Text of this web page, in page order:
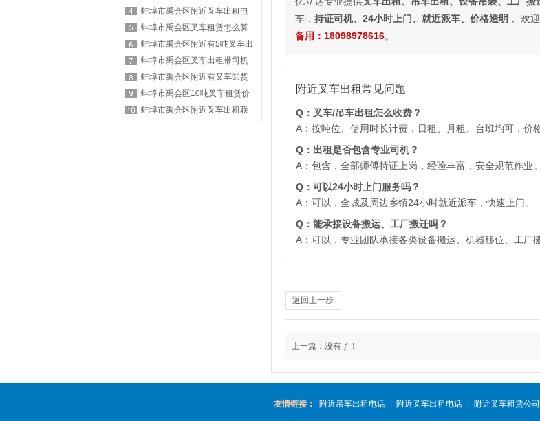
蚌埠市禹会区附近叉车出租电
话是多少？
蚌埠市禹会区叉车租赁怎么算
台班？
蚌埠市禹会区附近有5吨叉车出
租吗？
蚌埠市禹会区叉车出租带司机
价格？
蚌埠市禹会区附近有叉车卸货
服务吗？
蚌埠市禹会区10吨叉车租赁价
格表？
蚌埠市禹会区附近叉车出租联
车， 持证司机、24小时上门、就近派车、价格透明 ， 欢
备用：18098978616。
附近叉车出租常见问题
Q：叉车/吊车出租怎么收费？
A：按吨位、使用时长计费，日租、月租、台班均可，价
Q：出租是否包含专业司机？
A：包含，全部师傅持证上岗，经验丰富，安全规范作业。
Q：可以24小时上门服务吗？
A：可以，全城及周边乡镇24小时就近派车，快速上门。
Q：能承接设备搬运、工厂搬迁吗？
A：可以，专业团队承接各类设备搬运、机器移位、工厂
返回上一步
上一篇： 没有了！
友情链接： 附近吊车出租电话 附近叉车出租电话 附近叉车租赁公司